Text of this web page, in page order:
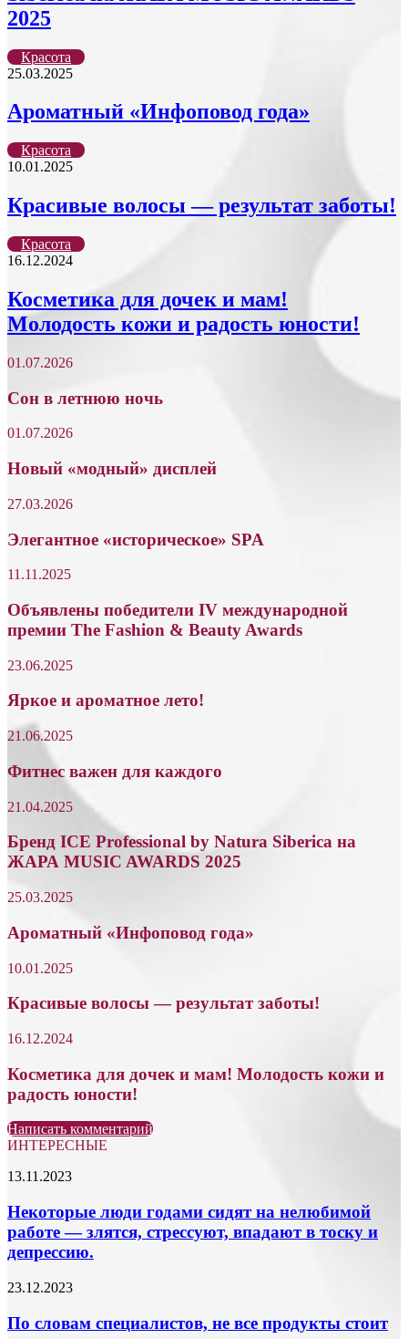
2025
Красота
25.03.2025
Ароматный «Инфоповод года»
Красота
10.01.2025
Красивые волосы — результат заботы!
Красота
16.12.2024
Косметика для дочек и мам!
Молодость кожи и радость юности!
01.07.2026
Сон в летнюю ночь
01.07.2026
Новый «модный» дисплей
27.03.2026
Элегантное «историческое» SPA
11.11.2025
Объявлены победители IV международной
премии The Fashion & Beauty Awards
23.06.2025
Яркое и ароматное лето!
21.06.2025
Фитнес важен для каждого
21.04.2025
Бренд ICE Professional by Natura Siberica на
ЖАРА MUSIC AWARDS 2025
25.03.2025
Ароматный «Инфоповод года»
10.01.2025
Красивые волосы — результат заботы!
16.12.2024
Косметика для дочек и мам! Молодость кожи и
радость юности!
Написать комментарий
ИНТЕРЕСНЫЕ
Некоторые
годами
сидят
на
нелюбимой
—
стрессуют,
13.11.2023
Некоторые люди годами сидят на нелюбимой
работе — злятся, стрессуют, впадают в тоску и
депрессию.
По
специалистов,
не
23.12.2023
По словам специалистов, не все продукты стоит